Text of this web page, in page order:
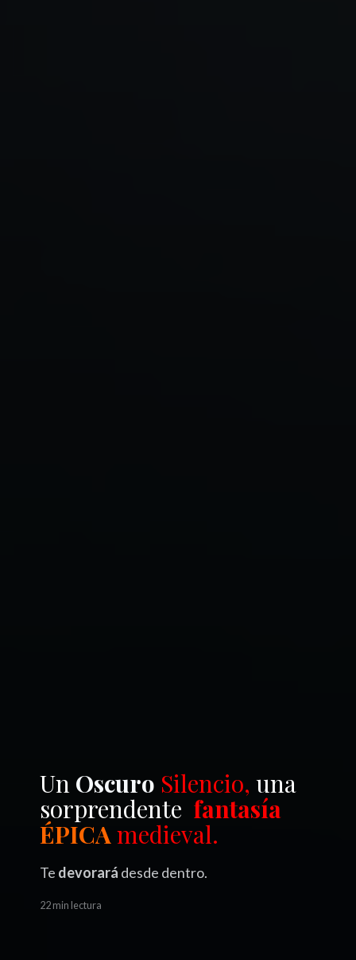
Un Oscuro Silencio, una
sorprendente fantasía
ÉPICA medieval.
Te devorará desde dentro.
22 min lectura